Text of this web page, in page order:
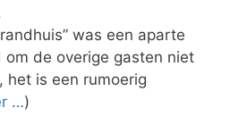
was een aparte
om de overige gasten niet
het is een rumoerig
…)